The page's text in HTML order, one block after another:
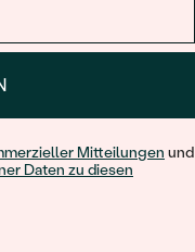
Mitteilungen und
Daten zu diesen